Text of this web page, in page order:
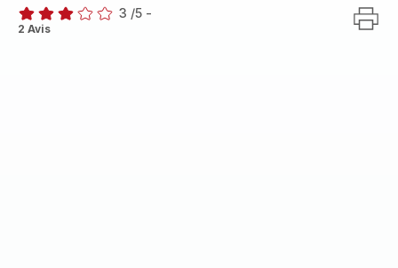
Avis
3 /5 -
2 Avis